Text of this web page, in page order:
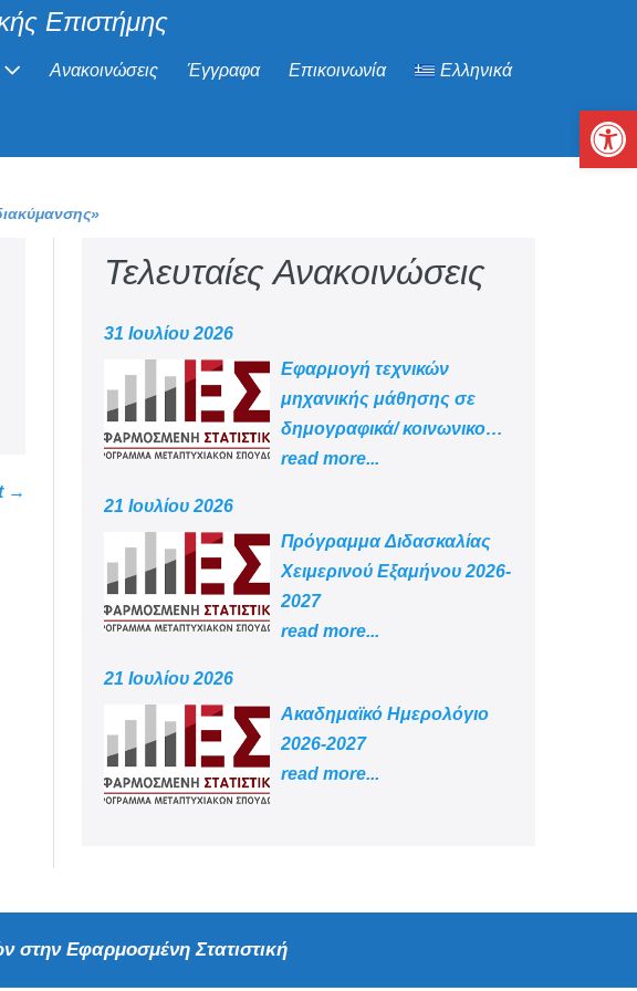
Επιστήμης
Ανακοινώσεις Έγγραφα Επικοινωνία Ελληνικά
→
Τελευταίες Ανακοινώσεις
31 Ιουλίου 2026
Εφαρμογή τεχνικών
μηχανικής μάθησης σε
δημογραφικά/ κοινωνικο
-οικονομικά δεδομένα
read more...
21 Ιουλίου 2026
Πρόγραμμα Διδασκαλίας
Χειμερινού Εξαμήνου 2026-
2027
read more...
21 Ιουλίου 2026
Aκαδημαϊκό Ημερολόγιο
2026-2027
read more...
Εφαρμοσμένη Στατιστική